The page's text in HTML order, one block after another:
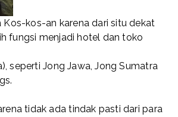
kos-an karena dari situ dekat
fungsi menjadi hotel dan toko
seperti Jong Jawa, Jong Sumatra
tidak ada tindak pasti dari para